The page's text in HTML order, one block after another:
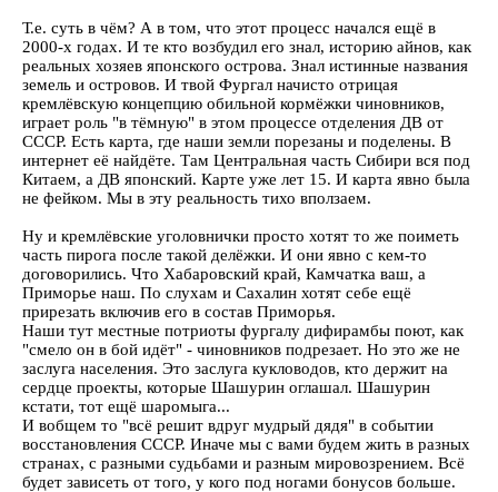
Т.е. суть в чём? А в том, что этот процесс начался ещё в
2000-х годах. И те кто возбудил его знал, историю айнов, как
реальных хозяев японского острова. Знал истинные названия
земель и островов. И твой Фургал начисто отрицая
кремлёвскую концепцию обильной кормёжки чиновников,
играет роль "в тёмную" в этом процессе отделения ДВ от
СССР. Есть карта, где наши земли порезаны и поделены. В
интернет её найдёте. Там Центральная часть Сибири вся под
Китаем, а ДВ японский. Карте уже лет 15. И карта явно была
не фейком. Мы в эту реальность тихо вползаем.
Ну и кремлёвские уголовнички просто хотят то же поиметь
часть пирога после такой делёжки. И они явно с кем-то
договорились. Что Хабаровский край, Камчатка ваш, а
Приморье наш. По слухам и Сахалин хотят себе ещё
прирезать включив его в состав Приморья.
Наши тут местные потриоты фургалу дифирамбы поют, как
"смело он в бой идёт" - чиновников подрезает. Но это же не
заслуга населения. Это заслуга кукловодов, кто держит на
сердце проекты, которые Шашурин оглашал. Шашурин
кстати, тот ещё шаромыга...
И вобщем то "всё решит вдруг мудрый дядя" в событии
восстановления СССР. Иначе мы с вами будем жить в разных
странах, с разными судьбами и разным мировозрением. Всё
будет зависеть от того, у кого под ногами бонусов больше.